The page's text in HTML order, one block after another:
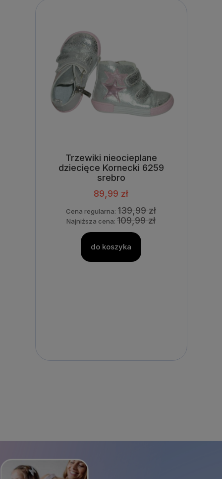
Trzewiki nieocieplane
dziecięce Kornecki 6259
srebro
89,99 zł
Cena regularna:139,99 zł
Najniższa cena:109,99 zł
do koszyka